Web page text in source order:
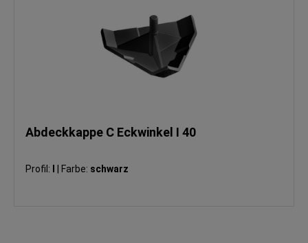
Abdeckkappe C Eckwinkel I 40
Profil: Farbe: schwarz